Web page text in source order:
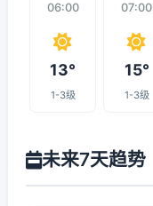
06:00
13°
1-3级
07:00
15°
1-3级
未来7天趋势